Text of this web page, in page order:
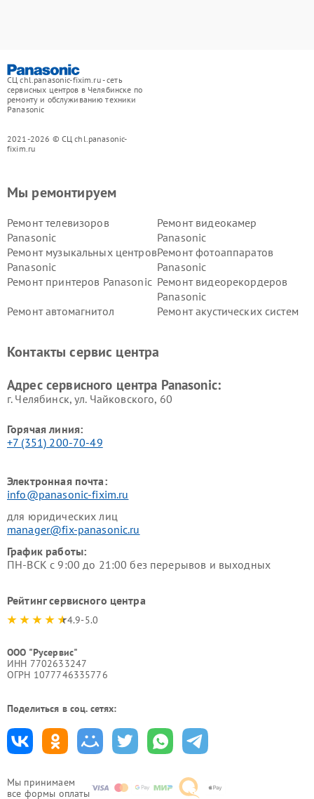
СЦ chl.panasonic-fixim.ru - сеть
сервисных центров в Челябинске по
ремонту и обслуживанию техники
Panasonic
2021-2026 © СЦ chl.panasonic-
fixim.ru
Мы принимаем
все формы оплаты
Мы ремонтируем
Ремонт телевизоров
Panasonic
Ремонт видеокамер
Panasonic
Ремонт музыкальных центров
Panasonic
Ремонт фотоаппаратов
Panasonic
Ремонт принтеров Panasonic Ремонт видеорекордеров
Panasonic
Ремонт автомагнитол
Ремонт акустических систем
панелей Panasonic
Контакты сервис центра
Адрес сервисного центра Panasonic:
г. Челябинск, ул. Чайковского, 60
Горячая линия:
+7 (351) 200-70-49
Электронная почта:
info@panasonic-fixim.ru
для юридических лиц
manager@fix-panasonic.ru
График работы:
ПН-ВСК с 9:00 до 21:00 без перерывов и выходных
Рейтинг сервисного центра
4.9-5.0
ООО "Русервис"
ИНН 7702633247
ОГРН 1077746335776
Поделиться в соц. сетях: